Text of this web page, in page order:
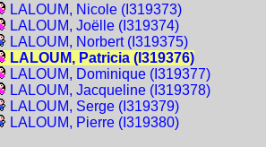
LALOUM, Nicole (I319373)
LALOUM, Joëlle (I319374)
LALOUM, Norbert (I319375)
LALOUM, Patricia (I319376)
LALOUM, Dominique (I319377)
LALOUM, Jacqueline (I319378)
LALOUM, Serge (I319379)
LALOUM, Pierre (I319380)